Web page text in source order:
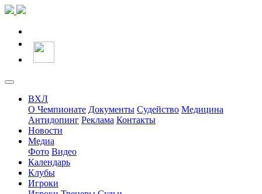
ВХЛ
О Чемпионате Документы Судейство Медицина
Антидопинг Реклама Контакты
Новости
Медиа
Фото Видео
Календарь
Клубы
Игроки